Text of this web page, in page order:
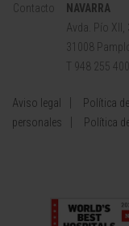
Contacto
NAVARRA
Avda. Pío XII,
31008
T 948 255 400
Aviso legal Política
personales
Política